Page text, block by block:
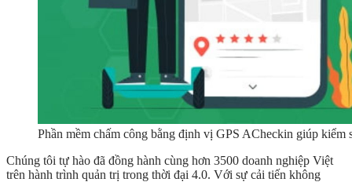
Phần mềm chấm công bằng định vị GPS ACheckin giúp
Chúng tôi tự hào đã đồng hành cùng hơn 3500 doanh nghiệp Việt
trên hành trình quản trị trong thời đại 4.0. Với sự cải tiến không